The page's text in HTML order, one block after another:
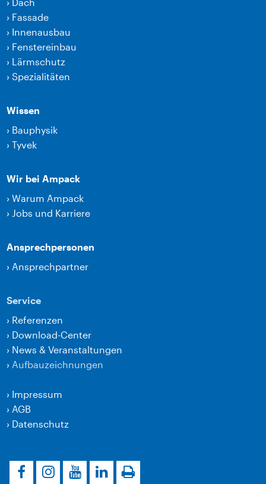
› Fassade
› Innenausbau
› Fenstereinbau
› Lärmschutz
›Spezialitäten
Wissen
› Bauphysik
›Tyvek
Wir bei Ampack
›Warum Ampack
› Jobs und Karriere
Ansprechpersonen
› Ansprechpartner
Service
› Referenzen
› Download-Center
› News & Veranstaltungen
› Aufbauzeichnungen
› Impressum
› AGB
› Datenschutz